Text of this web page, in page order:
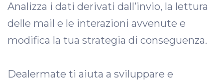
Analizza i dati derivati dall’invio, la lettura
delle mail e le interazioni avvenute e
modifica la tua strategia di conseguenza.
Dealermate ti aiuta a sviluppare e